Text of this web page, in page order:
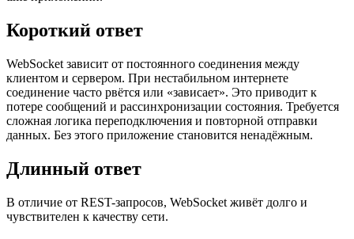
Короткий ответ
WebSocket зависит от постоянного соединения между
клиентом и сервером. При нестабильном интернете
соединение часто рвётся или «зависает». Это приводит к
потере сообщений и рассинхронизации состояния. Требуется
сложная логика переподключения и повторной отправки
данных. Без этого приложение становится ненадёжным.
Длинный ответ
В отличие от REST-запросов, WebSocket живёт долго и
чувствителен к качеству сети.